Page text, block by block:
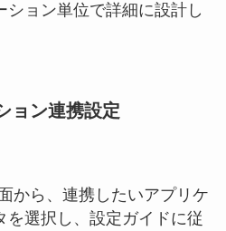
ション単位で詳細に設計し
ョン連携設定
から、連携したいアプリケ
を選択し、設定ガイドに従